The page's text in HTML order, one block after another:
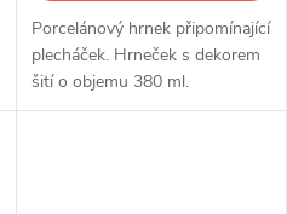
Porcelánový hrnek připomínající
plecháček. Hrneček s dekorem
šití o objemu 380 ml.